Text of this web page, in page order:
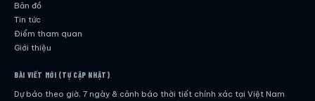
Bản đồ
Tin tức
Điểm tham quan
Giới thiệu
BÀI VIẾT MỚI (TỰ CẬP NHẬT)
Dự báo theo giờ, 7 ngày & cảnh báo thời tiết chính xác tại Việt Nam